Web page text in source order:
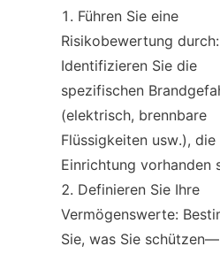
Führen Sie eine
Risikobewertung durch:
Identifizieren Sie die
spezifischen
(elektrisch, brennbare
Flüssigkeiten usw.), die
Einrichtung vorhanden
Definieren Sie Ihre
Vermögenswerte:
Sie, was Sie schützen—